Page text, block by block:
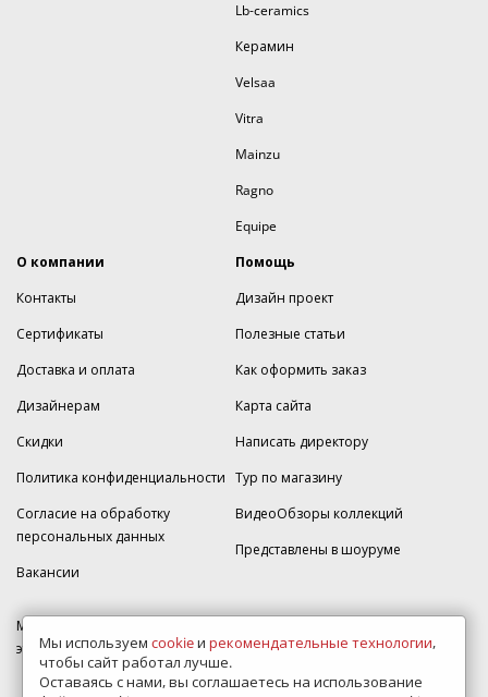
Lb-ceramics
Керамин
Velsaa
Vitra
Mainzu
Ragno
Equipe
О компании
Контакты
Сертификаты
Доставка и оплата
Дизайнерам
Скидки
Политика конфиденциальности
Согласие на обработку
персональных данных
Вакансии
Помощь
Дизайн проект
Полезные статьи
Как оформить заказ
Карта сайта
Написать директору
Тур по магазину
ВидеоОбзоры коллекций
Представлены в шоуруме
МКАД 2км внешняя сторона, д. 2, ТРЦ "Шоколад" (РИО) Реутов, -1
этаж, магазин Плитка-SDVK.
Мы используем cookieи рекомендательные технологии,
чтобы сайт работал лучше.
Оставаясь с нами, вы соглашаетесь на использование